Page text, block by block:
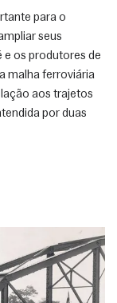
para o
seus
e os produtores de
malha ferroviária
aos trajetos
por duas